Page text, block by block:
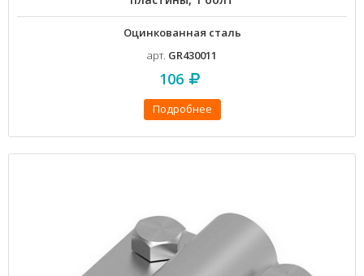
Оцинкованная сталь
арт. GR430011
106
Подробнее